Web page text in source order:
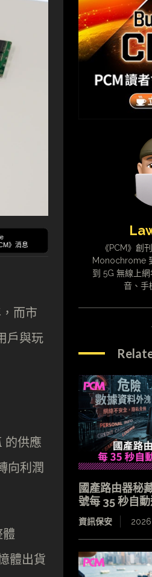
》消息
而市
戶與玩
的供應
向利潤
體出貨
《PCM》創
Monochrome
到 5G 無線上
音、手
國產路由器秘
號每 35 秒自
資訊保安